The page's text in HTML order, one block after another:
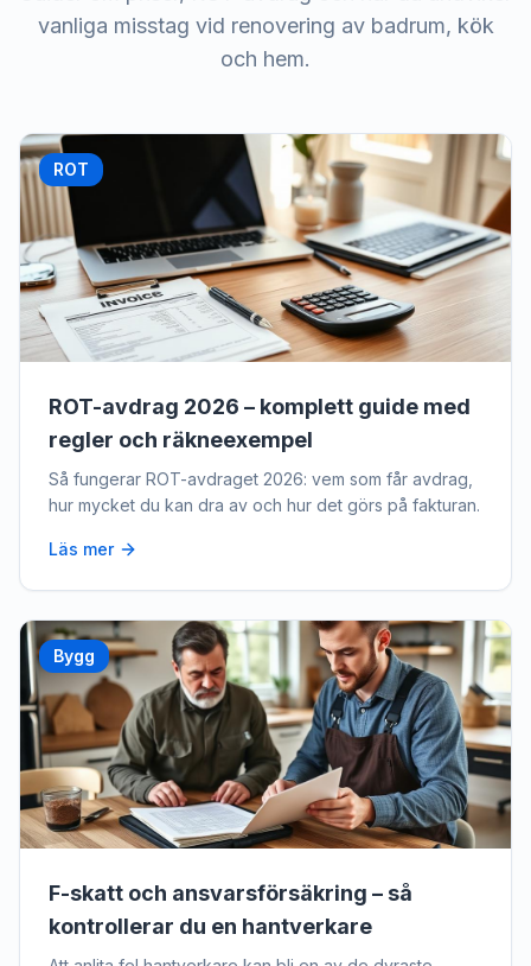
vanliga misstag vid renovering av badrum, kök
och hem.
ROT
ROT-avdrag 2026 – komplett guide med
regler och räkneexempel
Så fungerar ROT-avdraget 2026: vem som får avdrag,
hur mycket du kan dra av och hur det görs på fakturan.
Läs mer
Bygg
F-skatt och ansvarsförsäkring – så
kontrollerar du en hantverkare